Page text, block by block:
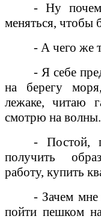
- Ну
меняться, чтобы
- А чего же
- Я себе
на берегу
лежаке, читаю
смотрю на
- Постой,
получить
работу, купить
- Зачем мне
пойти пешком